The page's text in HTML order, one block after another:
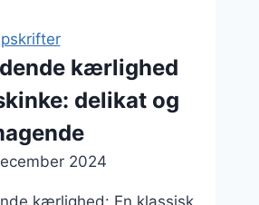
pølser
børnevenlige
retter
kærlighed
delikat og
2024
kærlighed: En klassisk